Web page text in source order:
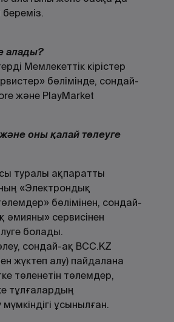
алады?
Мемлекеттік кірістер
бөлімінде, сондай-
және PlayMarket
оны қалай төлеуге
туралы ақпаратты
«Электрондық
бөлімінен, сондай-
сервисінен
болады.
сондай-ақ BCC.KZ
жүктеп алу) пайдалана
төленетін төлемдер,
тұлғалардың
ұсынылған.